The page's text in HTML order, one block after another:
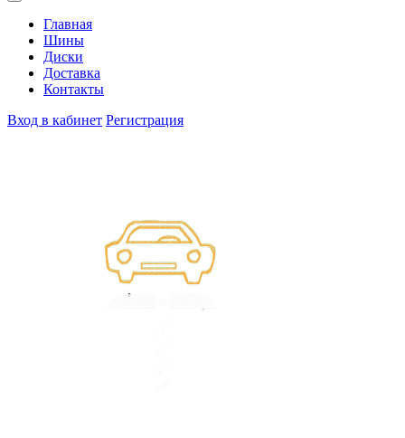
Главная
Шины
Диски
Доставка
Контакты
Вход в кабинет Регистрация